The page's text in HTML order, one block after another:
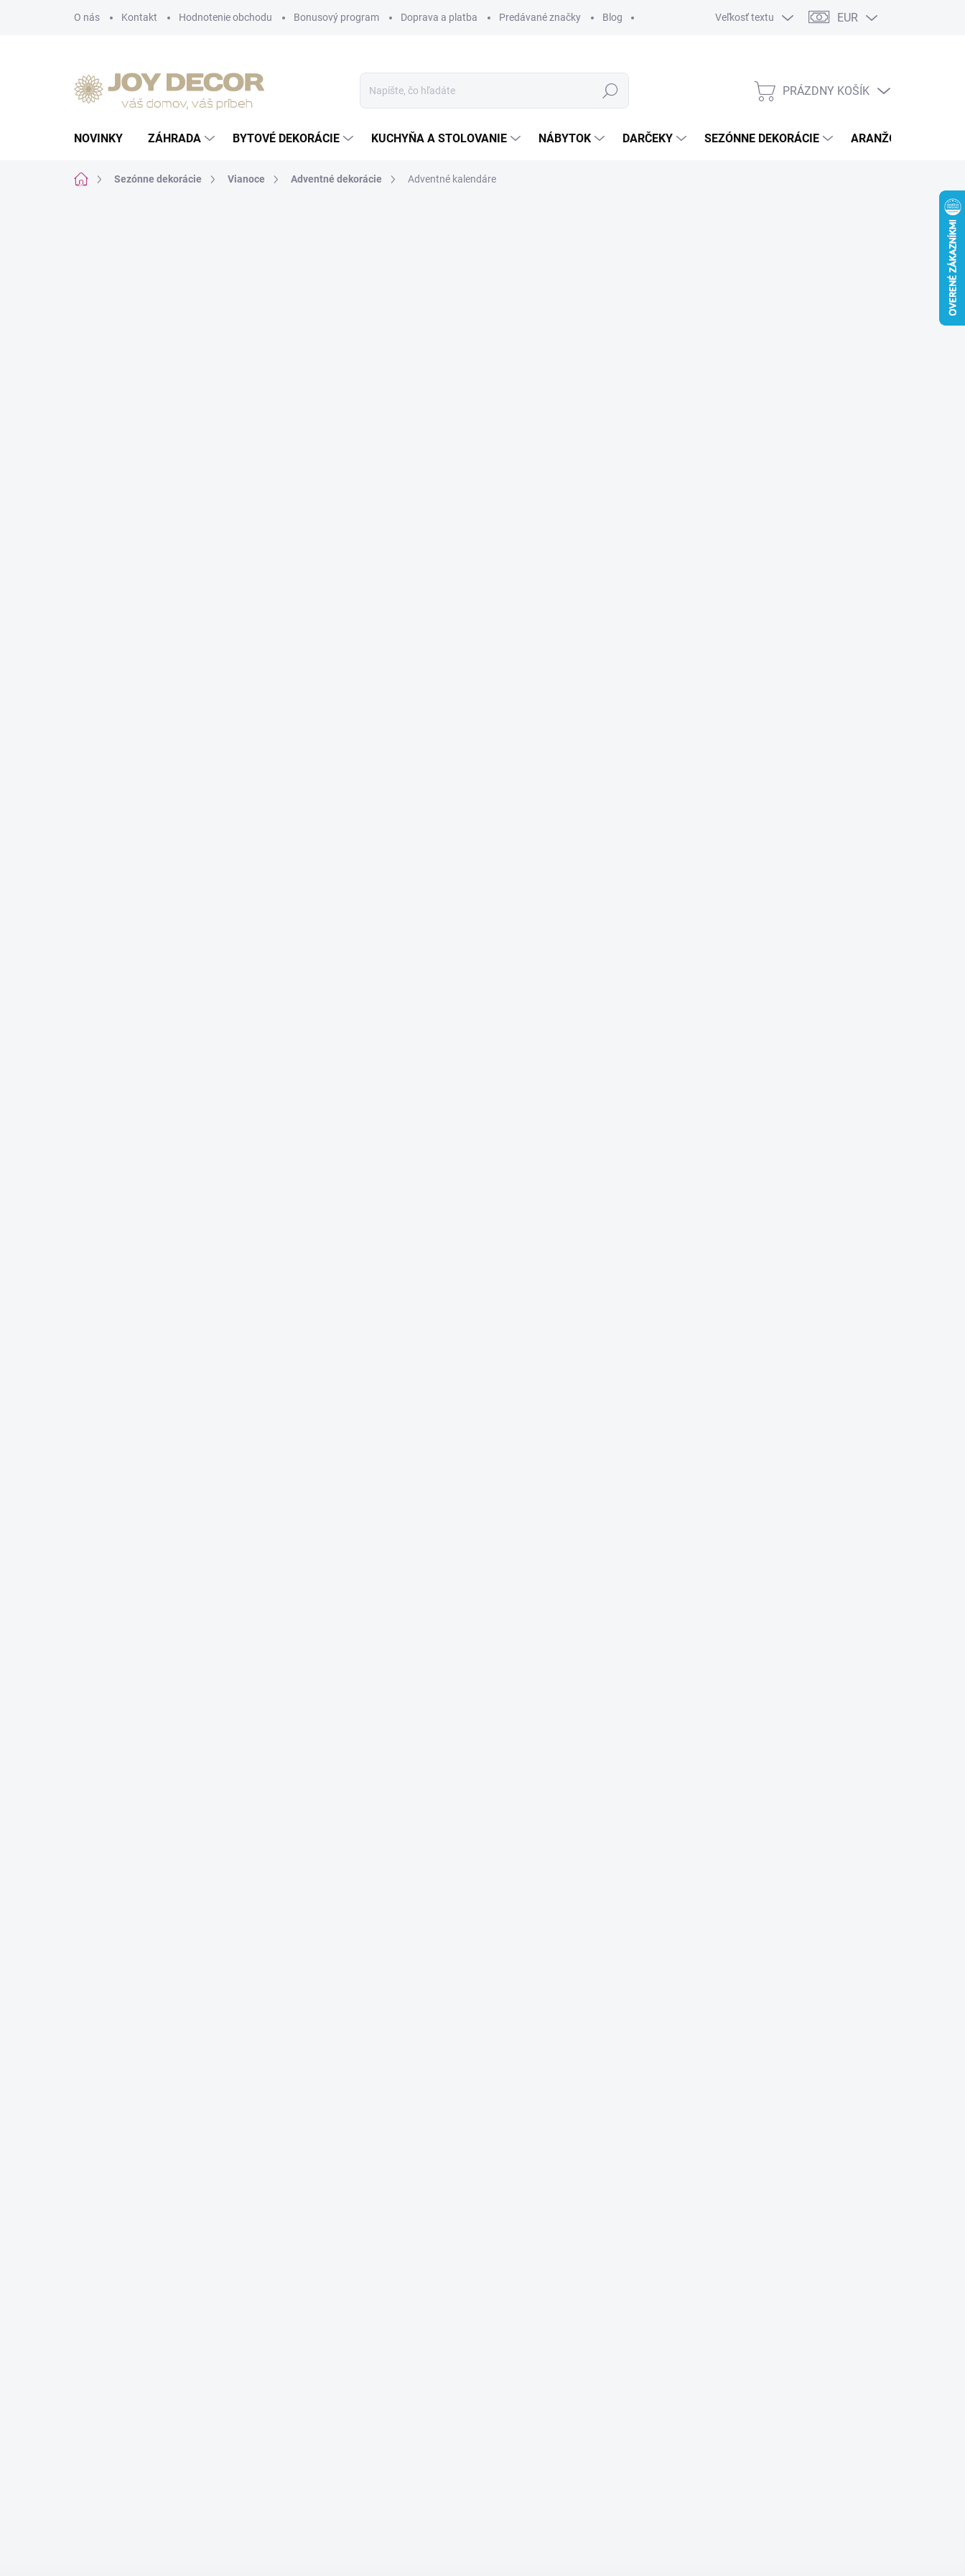
O nás Kontakt Hodnotenie obchodu Bonusový program Doprava a platba Predávané značky Blog Veľkosť textu EUR
Hľadať
NÁKUPNÝ
PRÁZDNY KOŠÍK
NOVINKY ZÁHRADA BYTOVÉ DEKORÁCIE KUCHYŇA A STOLOVANIE NÁBYTOK DARČEKY SEZÓNNE DEKORÁCIE ARANŽOVACÍ
DomovSezónne dekorácie Vianoce Adventné dekorácie Adventné kalendáre